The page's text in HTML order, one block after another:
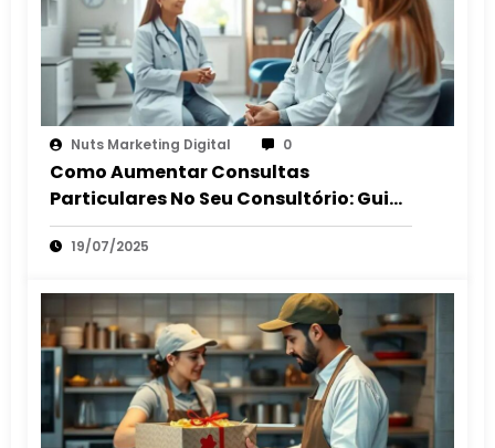
Nuts Marketing Digital 0
Como Aumentar Consultas
Particulares No Seu Consultório: Guia
2025
19/07/2025